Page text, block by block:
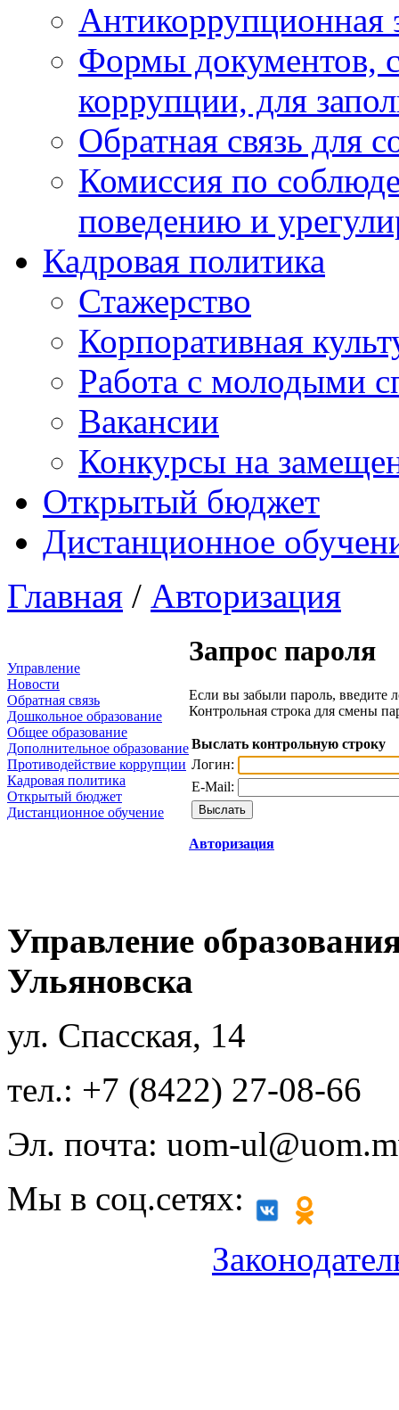
Антикоррупционная
Формы документов,
коррупции, для
Обратная связь для
Комиссия по
поведению и
Кадровая политика
Стажерство
Корпоративная
Работа с молодыми
Вакансии
Конкурсы на
Открытый бюджет
Дистанционное
Главная / Авторизация
Управление
Новости
Обратная связь
Дошкольное образование
Общее образование
Дополнительное образование
Противодействие коррупции
Кадровая политика
Открытый бюджет
Дистанционное обучение
Запрос пароля
Если вы забыли пароль, введите
Контрольная строка для смены
Выслать контрольную строку
Логин:
E-Mail:
Авторизация
Управление
Ульяновска
ул. Спасская, 14
тел.: +7 (8422) 27-08-66
Эл. почта: uom-
Мы в соц.сетях: